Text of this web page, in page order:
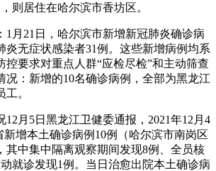
则居住在哈尔滨市香坊区。
1月21日，哈尔滨市新增新冠肺炎确诊病
炎无症状感染者31例。这些新增病例均系
控要求对重点人群“应检尽检”和主动筛查
况：新增的10名确诊病例，全部为黑龙江
。
12月5日黑龙江卫健委通报，2021年12月4
新增本土确诊病例10例（哈尔滨市南岗区
其中集中隔离观察期间发现8例、全员核
就诊发现1例。当日治愈出院本土确诊病